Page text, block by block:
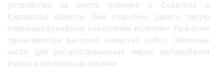
устройство на месте поломки в Советске и
Кировской области. Они способны делать такую
операцию буквально «на коленях вслепую». При этом
гарантируется высокое качество работ. Запасные
части для распространенных марок автомобилей
Ивеко в постоянном наличии.